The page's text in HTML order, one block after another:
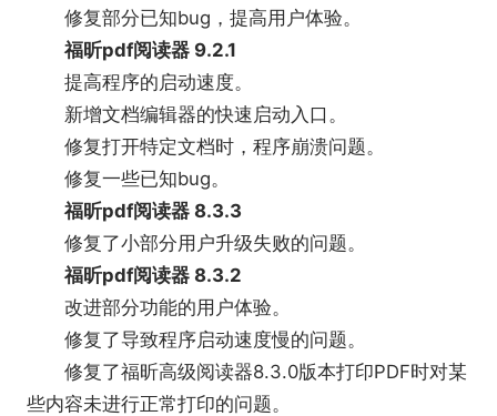
修复部分已知bug，提高用户体验。
福昕pdf阅读器 9.2.1
提高程序的启动速度。
新增文档编辑器的快速启动入口。
修复打开特定文档时，程序崩溃问题。
修复一些已知bug。
福昕pdf阅读器 8.3.3
修复了小部分用户升级失败的问题。
福昕pdf阅读器 8.3.2
改进部分功能的用户体验。
修复了导致程序启动速度慢的问题。
修复了福昕高级阅读器8.3.0版本打印PDF时对某
些内容未进行正常打印的问题。